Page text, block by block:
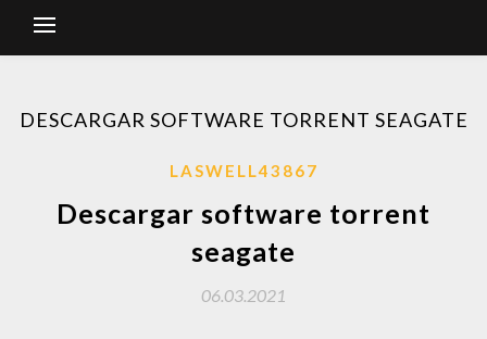
DESCARGAR SOFTWARE TORRENT SEAGATE
LASWELL43867
Descargar software torrent
seagate
06.03.2021